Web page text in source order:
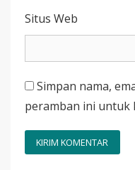
Situs Web
Simpan nama,
peramban ini untuk